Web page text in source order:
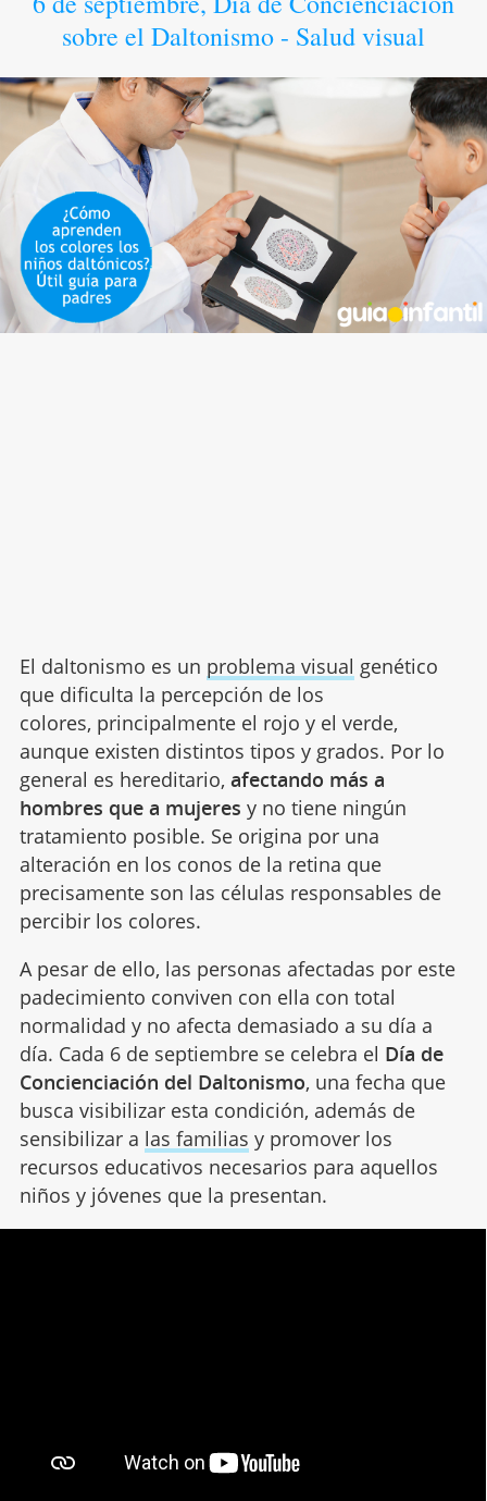
sobre el Daltonismo - Salud visual
El daltonismo es un problema visual genético
que dificulta la percepción de los
colores, principalmente el rojo y el verde,
aunque existen distintos tipos y grados. Por lo
general es hereditario, afectando más a
hombres que a mujeres y no tiene ningún
tratamiento posible. Se origina por una
alteración en los conos de la retina que
precisamente son las células responsables de
percibir los colores.
A pesar de ello, las personas afectadas por este
padecimiento conviven con ella con total
normalidad y no afecta demasiado a su día a
día. Cada 6 de septiembre se celebra el Día de
Concienciación del Daltonismo, una fecha que
busca visibilizar esta condición, además de
sensibilizar a las familias y promover los
recursos educativos necesarios para aquellos
niños y jóvenes que la presentan.